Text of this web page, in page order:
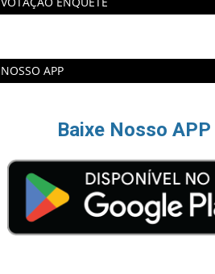
NOSSO APP
Baixe Nosso APP